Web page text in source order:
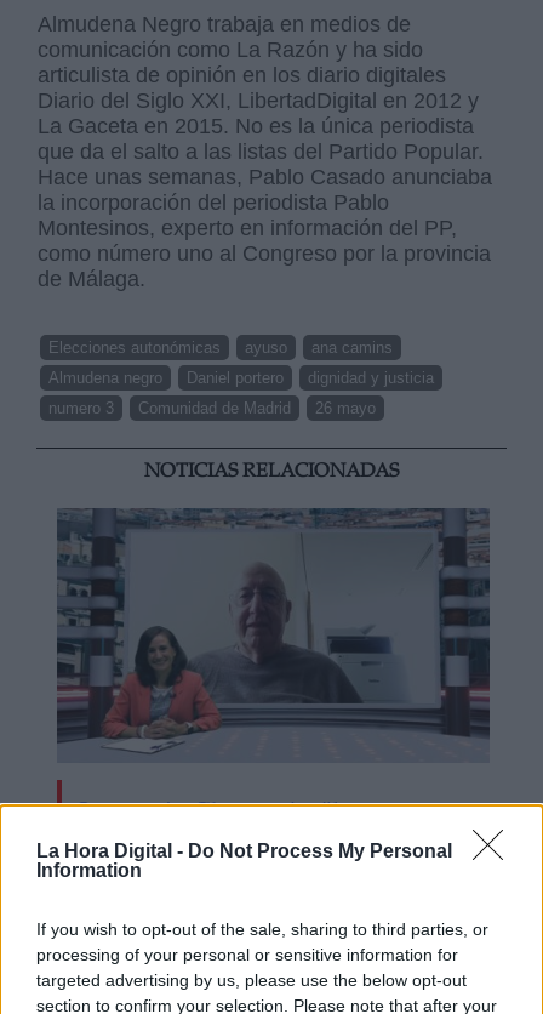
La Hora Digital - Do Not Process My Personal
Information
If you wish to opt-out of the sale, sharing to third parties, or
processing of your personal or sensitive information for
targeted advertising by us, please use the below opt-out
section to confirm your selection. Please note that after your
Almudena Negro trabaja en medios de
comunicación como La Razón y ha sido
articulista de opinión en los diario digitales
Diario del Siglo XXI, LibertadDigital en 2012 y
La Gaceta en 2015. No es la única periodista
que da el salto a las listas del Partido Popular.
Hace unas semanas, Pablo Casado anunciaba
la incorporación del periodista Pablo
Montesinos, experto en información del PP,
como número uno al Congreso por la provincia
de Málaga.
Elecciones autonómicas ayuso
ana camins
Almudena negro
Daniel portero
dignidad y justicia
numero 3
Comunidad de Madrid 26 mayo
NOTICIAS RELACIONADAS
Operación Chamartín, "licencia para
especular"